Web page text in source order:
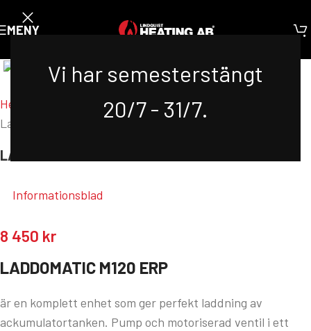
Vi har semesterstängt
20/7 - 31/7.
MENY
Hem Tillbehör Laddutrustning
Laddomatic M120 TVM ErP
LADDOMATIC M120 TVM ERP
Informationsblad
8 450 kr
LADDOMATIC M120 ERP
är en komplett enhet som ger perfekt laddning av
ackumulatortanken. Pump och motoriserad ventil i ett